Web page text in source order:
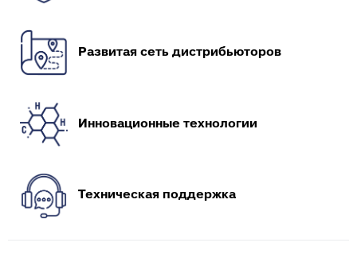
Развитая сеть дистрибьюторов
Инновационные технологии
Техническая поддержка